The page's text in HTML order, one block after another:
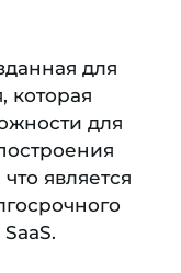
для
которая
для
является